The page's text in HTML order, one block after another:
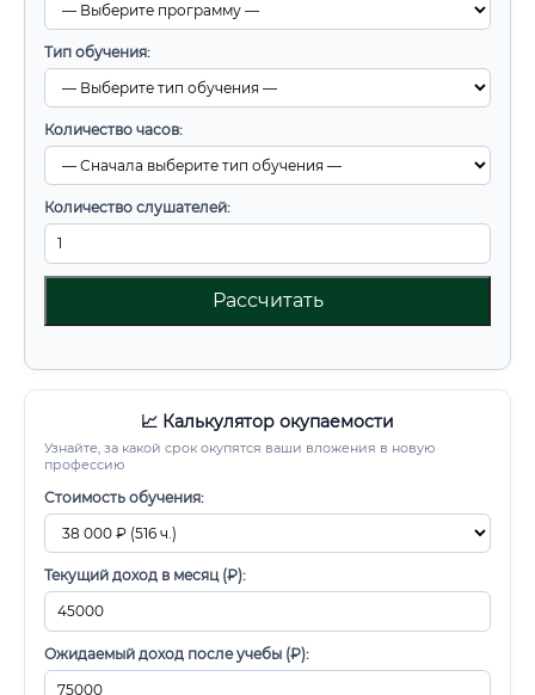
Тип обучения:
Количество часов:
Количество слушателей:
Рассчитать
📈 Калькулятор окупаемости
Узнайте, за какой срок окупятся ваши вложения в новую
профессию
Стоимость обучения:
Текущий доход в месяц (₽):
Ожидаемый доход после учебы (₽):